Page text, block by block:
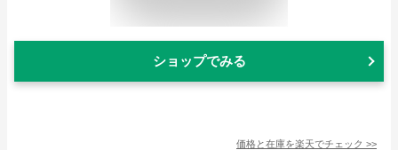
ショップでみる
価格と在庫を楽天でチェック >>